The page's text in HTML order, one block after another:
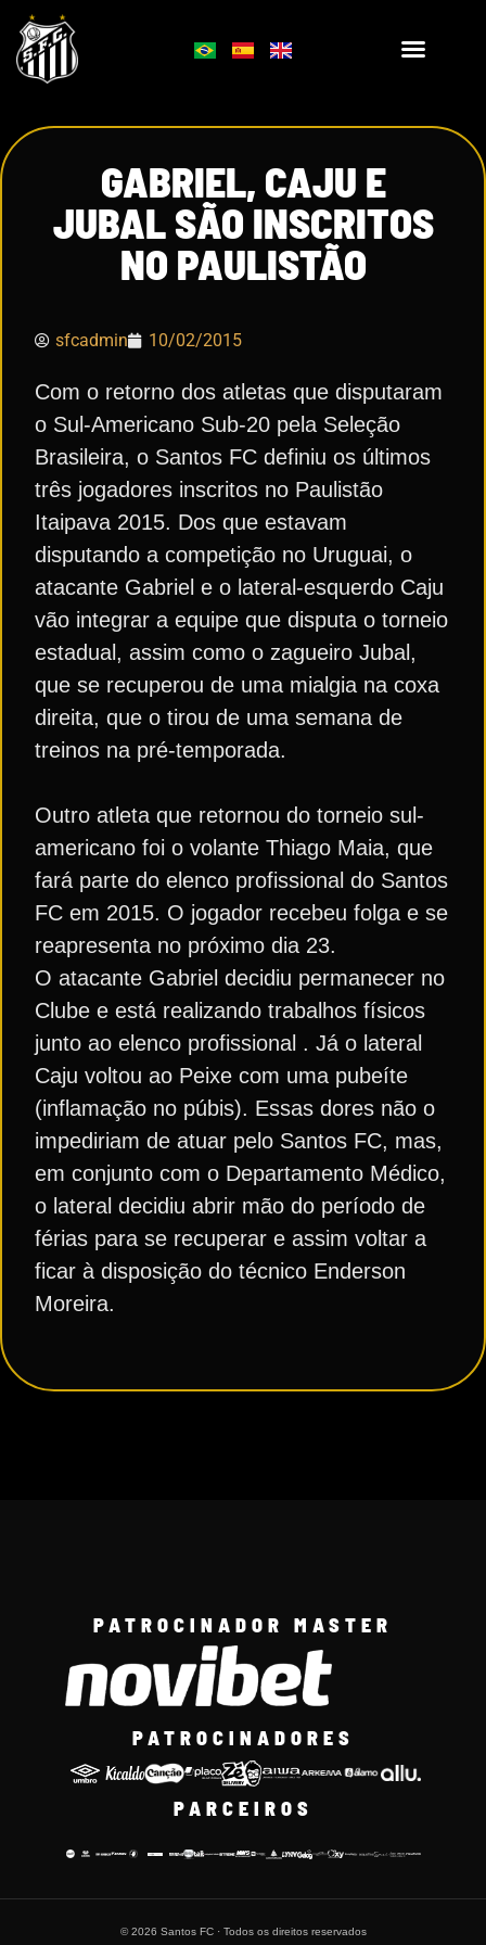
GABRIEL, CAJU E
JUBAL SÃO INSCRITOS
NO PAULISTÃO
sfcadmin 10/02/2015
Com o retorno dos atletas que disputaram
o Sul-Americano Sub-20 pela Seleção
Brasileira, o Santos FC definiu os últimos
três jogadores inscritos no Paulistão
Itaipava 2015. Dos que estavam
disputando a competição no Uruguai, o
atacante Gabriel e o lateral-esquerdo Caju
vão integrar a equipe que disputa o torneio
estadual, assim como o zagueiro Jubal,
que se recuperou de uma mialgia na coxa
direita, que o tirou de uma semana de
treinos na pré-temporada.
Outro atleta que retornou do torneio sul-
americano foi o volante Thiago Maia, que
fará parte do elenco profissional do Santos
FC em 2015. O jogador recebeu folga e se
reapresenta no próximo dia 23.
O atacante Gabriel decidiu permanecer no
Clube e está realizando trabalhos físicos
junto ao elenco profissional . Já o lateral
Caju voltou ao Peixe com uma pubeíte
(inflamação no púbis). Essas dores não o
impediriam de atuar pelo Santos FC, mas,
em conjunto com o Departamento Médico,
o lateral decidiu abrir mão do período de
férias para se recuperar e assim voltar a
ficar à disposição do técnico Enderson
Moreira.
PATROCINADOR MASTER
PATROCINADORES
PARCEIROS
© 2026 Santos FC · Todos os direitos reservados